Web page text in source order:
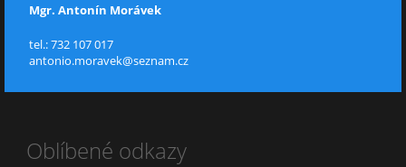
Mgr. Antonín Morávek
tel.: 732 107 017
antonio.moravek@seznam.cz
Oblíbené odkazy